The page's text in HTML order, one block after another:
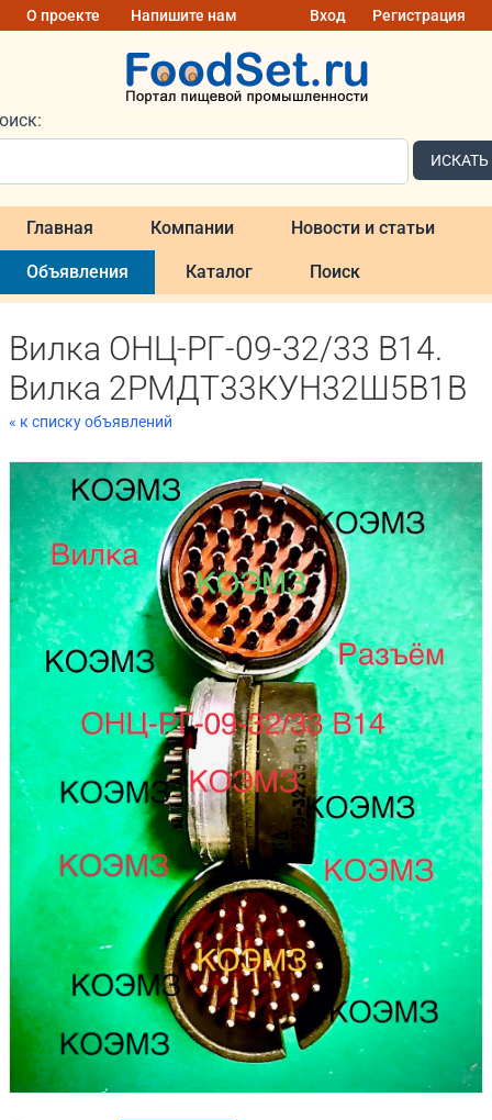
О проекте Напишите нам Вход Регистрация
ИСКАТЬ
Главная Компании Новости и статьи
Объявления Каталог Поиск
Вилка ОНЦ-РГ-09-32/33 В14.
Вилка 2РМДТ33КУН32Ш5В1В
« к списку объявлений